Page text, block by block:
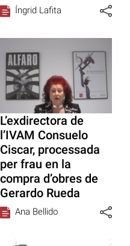
Íngrid Lafita
L’exdirectora de
l’IVAM Consuelo
Ciscar, processada
per frau en la
compra d’obres de
Gerardo Rueda
Ana Bellido